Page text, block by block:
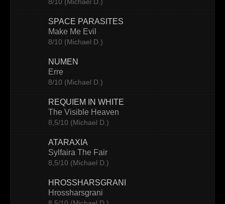
8/10 (Michael D.)
SPACE PARASITES
Make Me Evil
8/10 (Michael D.)
NUMEN
Erre
8/10 (Michael D.)
REQUIEM IN WHITE
The Visible Heaven
8,5/10 (Michael D.)
ATARAXIA
Sylfaira The Fair
8,5/10 (Michael D.)
HROSSHARSGRANI
Hrossharsgrani